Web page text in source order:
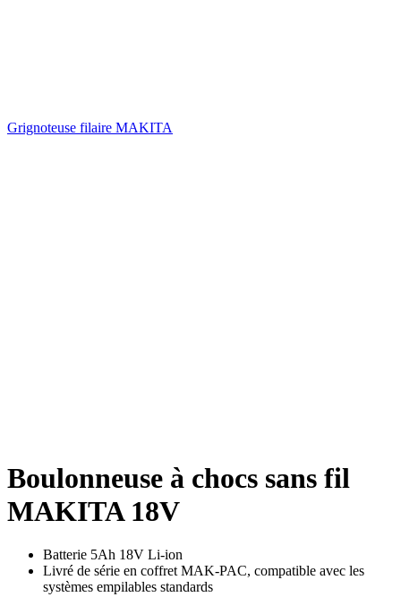
Grignoteuse filaire MAKITA
Boulonneuse à chocs sans fil
MAKITA 18V
Batterie 5Ah 18V Li-ion
Livré de série en coffret MAK-PAC, compatible avec les
systèmes empilables standards